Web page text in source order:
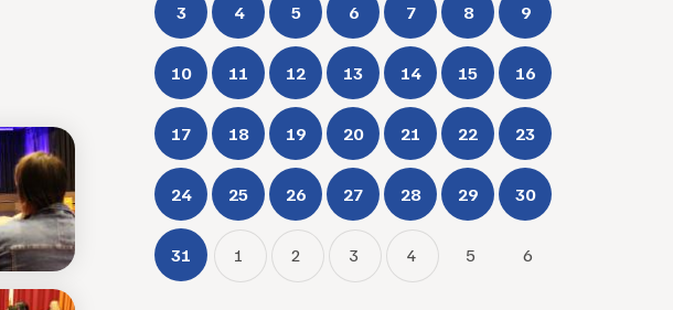
3 4 5 6 7 8 9
10 11 12 13 14 15 16
17 18 19 20 21 22 23
24 25 26 27 28 29 30
31 1 2 3 4 5 6